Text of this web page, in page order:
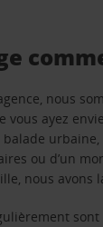
nous
vous ayez
urbaine,
ou d’un
nous avons